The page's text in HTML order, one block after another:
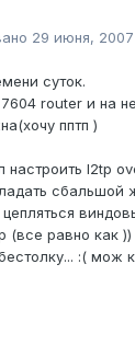
29 июня, 2007
суток.
router и на
пптп )
настроить l2tp
сбальшой
цепляться
(все равно как ))
:( мож